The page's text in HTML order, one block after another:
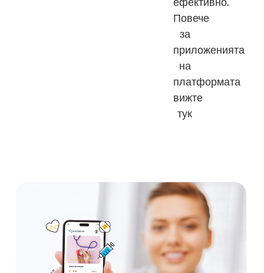
ефективно.
Повече
за
приложенията
на
платформата
вижте
тук